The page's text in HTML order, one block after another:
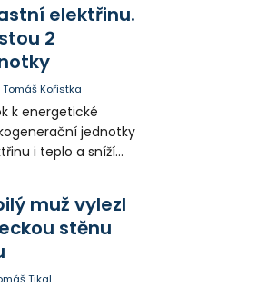
elektřinu.
2
Tomáš Kořistka
k energetické
jednotky
i teplo a sníží
muž vylezl
stěnu
Tikal